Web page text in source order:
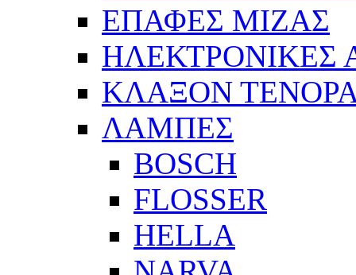
ΕΠΑΦΕΣ ΜΙΖΑΣ
ΗΛΕΚΤΡΟΝΙΚΕΣ
ΚΛΑΞΟΝ
ΛΑΜΠΕΣ
BOSCH
FLOSSER
HELLA